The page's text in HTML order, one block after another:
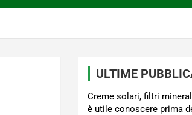
ULTIME
Creme solari, filtri
è utile conoscere prima